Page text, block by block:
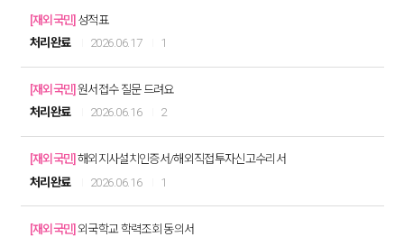
[재외국민] 성적표
처리완료
2026.06.17 1
[재외국민] 원서접수 질문 드려요
처리완료
2026.06.16 2
[재외국민] 해외지사설치인증서/해외직접투자신고수리서
처리완료
2026.06.16 1
[재외국민] 외국학교 학력조회 동의서